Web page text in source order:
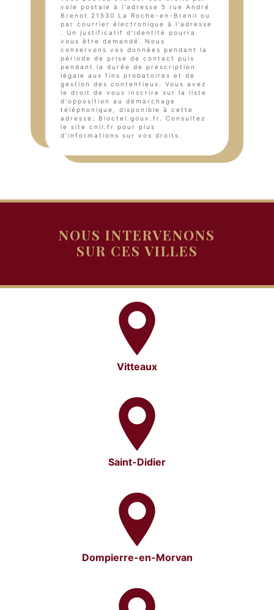
voie postale à l'adresse 5 rue André
Brenot 21530 La Roche-en-Brenil ou
par courrier électronique à l'adresse
. Un justificatif d'identité pourra
vous être demandé. Nous
conservons vos données pendant la
période de prise de contact puis
pendant la durée de prescription
légale aux fins probatoires et de
gestion des contentieux. Vous avez
le droit de vous inscrire sur la liste
d'opposition au démarchage
téléphonique, disponible à cette
adresse: Bloctel.gouv.fr . Consultez
le site cnil.fr pour plus
d’informations sur vos droits.
NOUS INTERVENONS
SUR CES VILLES
Vitteaux
Saint-Didier
Dompierre-en-Morvan